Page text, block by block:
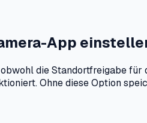
App
die Standortfreigabe
Ohne diese Option